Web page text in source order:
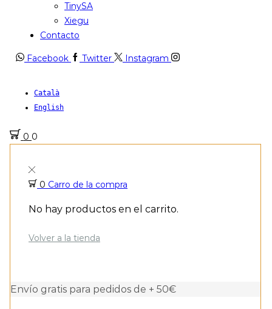
TinySA
Xiegu
Contacto
Facebook Twitter Instagram
Català
English
0 0
0 Carro de la compra
No hay productos en el carrito.
Volver a la tienda
Envío gratis para pedidos de + 50€